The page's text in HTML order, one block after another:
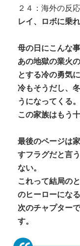
２４：海外の反応
レイ、ロボに乗れ
母の日にこんな
あの地獄の業火
とする冷の勇気
冷もそうだし、
うになってくる。
この家族はもう
最後のページは
すフラグだと言
ない。
これって結局の
のヒーローになる
次のチャプター
す。